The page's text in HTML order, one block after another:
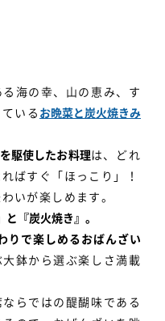
海の幸、山の恵み、す
いる お晩菜と炭火焼きみ
駆使したお料理は、どれ
ばすぐ「ほっこり」！
いが楽しめます。
と『炭火焼き』。
りで楽しめるおばんざい
鉢から選ぶ楽しさ満載
らではの醍醐味である